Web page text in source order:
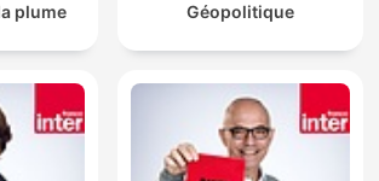
plume Géopolitique